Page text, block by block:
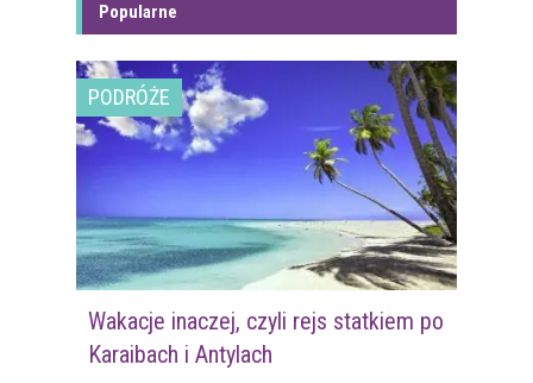
Popularne
PODRÓŻE
Wakacje inaczej, czyli rejs statkiem po
Karaibach i Antylach